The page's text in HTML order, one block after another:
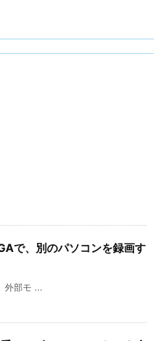
で、別のパソコンを録画す
外部モ ...